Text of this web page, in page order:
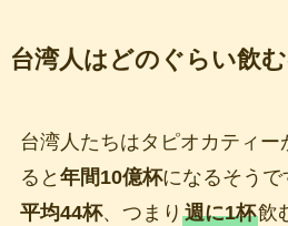
台湾人はどのぐらい飲む
台湾人たちはタピオカティー
ると 年間10億杯になるそうで
平均44杯、つまり 週に1杯飲